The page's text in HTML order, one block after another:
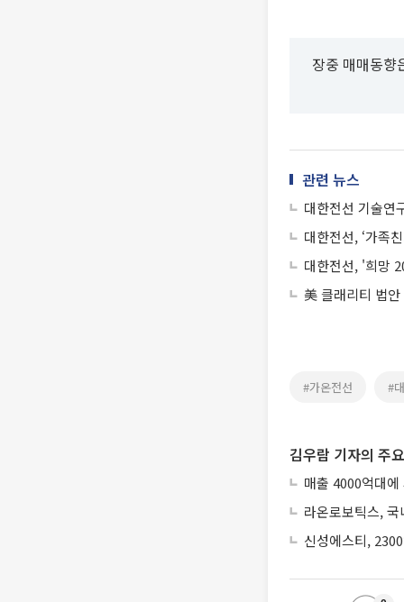
장중 매매동향
관련 뉴스
대한전선 기술연
대한전선, ‘가족
대한전선, '희망
美 클래리티 법
#가온전선 #
김우람 기자의 주
매출 4000억대
라온로보틱스, 국
신성에스티,